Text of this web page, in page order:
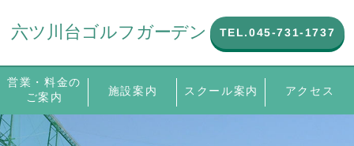
TEL.045-731-1737
営業・料金のご
案内 施設案内 スクール案内 アクセス
TEL.045-731-1737
営業・料金の
ご案内 施設案内 スクール案内 アクセス